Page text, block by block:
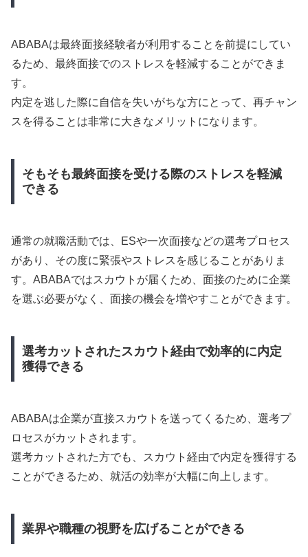
ABABAは最終面接経験者が利用することを前提にしてい
るため、最終面接でのストレスを軽減することができま
す。
内定を逃した際に自信を失いがちな方にとって、再チャン
スを得ることは非常に大きなメリットになります。
そもそも最終面接を受ける際のストレスを軽減
できる
通常の就職活動では、ESや一次面接などの選考プロセス
があり、その度に緊張やストレスを感じることがありま
す。ABABAではスカウトが届くため、面接のために企業
を選ぶ必要がなく、面接の機会を増やすことができます。
選考カットされたスカウト経由で効率的に内定
獲得できる
ABABAは企業が直接スカウトを送ってくるため、選考プ
ロセスがカットされます。
選考カットされた方でも、スカウト経由で内定を獲得する
ことができるため、就活の効率が大幅に向上します。
業界や職種の視野を広げることができる